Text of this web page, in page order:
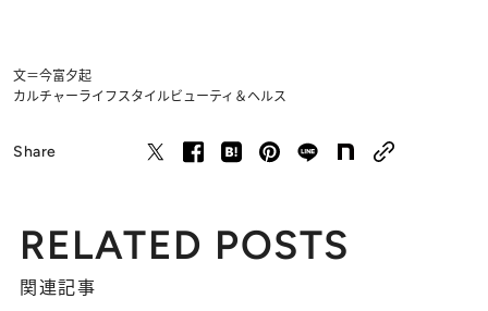
文＝今富夕起
カルチャーライフスタイルビューティ＆ヘルス
Share
RELATED POSTS
関連記事